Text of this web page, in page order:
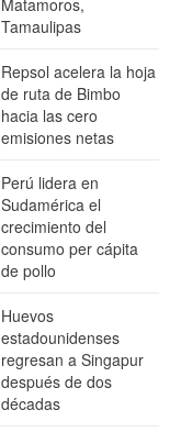
Tamaulipas
Repsol acelera la hoja
de ruta de Bimbo
hacia las cero
emisiones netas
Perú lidera en
Sudamérica el
crecimiento del
consumo per cápita
de pollo
Huevos
estadounidenses
regresan a Singapur
después de dos
décadas